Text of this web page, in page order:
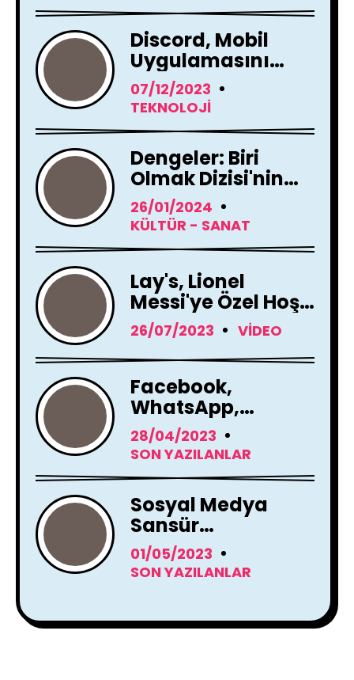
Discord, Mobil
Uygulamasını
Tamamen
Yenileme Kararı
07/12/2023
TEKNOLOJI
Dengeler: Biri
Olmak Dizisi'nin
Çekimleri Başladı !
26/01/2024
KÜLTÜR - SANAT
Lay's, Lionel
Messi'ye Özel Hoş
Geldin Mesajı!
26/07/2023 VIDEO
Facebook,
WhatsApp,
Instagram Yapay
Zeka Araçları
Kullanacak
28/04/2023
SON YAZILANLAR
Sosyal Medya
Sansür
Tartışmaları
01/05/2023
SON YAZILANLAR